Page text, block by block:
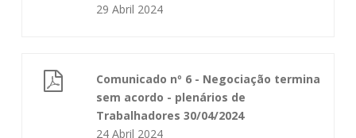
29 Abril 2024
Comunicado nº 6 - Negociação termina
sem acordo - plenários de
Trabalhadores 30/04/2024
24 Abril 2024